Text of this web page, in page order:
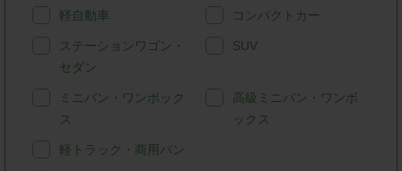
軽自動車 コンパクトカー
ステーションワゴン・
セダン
SUV
ミニバン・ワンボック
ス
高級ミニバン・ワンボ
ックス
軽トラック・商用バン